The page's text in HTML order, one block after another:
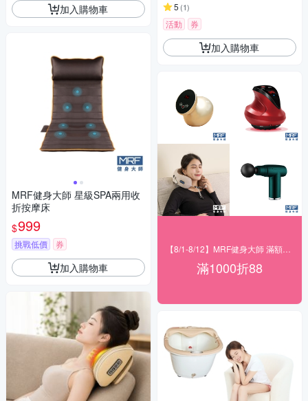
加入購物車
MRF健身大師 星級SPA兩用收
折按摩床
$999
挑戰低價 券
加入購物車
5 (1)
活動 券
加入購物車
滿1000折88